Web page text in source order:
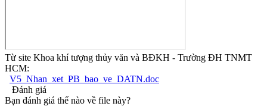
Từ site Khoa khí tượng thủy văn và BĐKH - Trường ĐH TNMT
HCM:
V5_Nhan_xet_PB_bao_ve_DATN.doc
Đánh giá
Bạn đánh giá thế nào về file này?